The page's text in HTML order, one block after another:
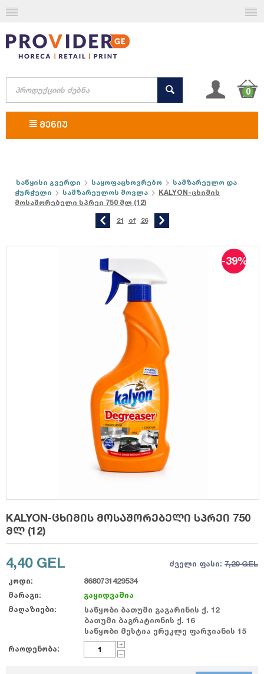
0
ᲛᲔᲜᲘᲣ
საწყისი გვერდი საყოფაცხოვრებო
სამზარეულო და
ჭურჭელი
სამზარეულოს მოვლა
KALYON-ცხიმის
მოსაშორებელი სპრეი 750 მლ (12)
21 of 26
-39%
KALYON-ცხიმის მოსაშორებელი სპრეი 750
მლ (12)
4,40 GEL ძველი ფასი: 7,20 GEL
კოდი:
8680731429534
მარაგი:
გაყიდვაშია
მაღაზიები:
საწყობი ბათუმი გაგარინის ქ. 12
ბათუმი ბაგრატიონის ქ. 16
საწყობი მესტია ერეკლე ფარჯიანის 15
რაოდენობა:
+
−